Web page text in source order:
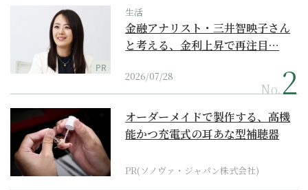
PR
生活
金融アナリスト・三井智映子さん
と考える、金利上昇で再注目…
2026/07/28
No.
オーダーメイドで製作する、高機
能かつ充電式の耳あな型補聴器
PR(ソノヴァ・ジャパン株式会社)